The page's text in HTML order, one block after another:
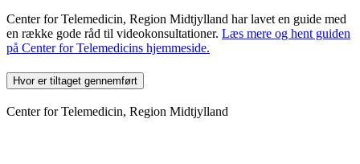
Center for Telemedicin, Region Midtjylland har lavet en guide med
en række gode råd til videokonsultationer. Læs mere og hent guiden
på Center for Telemedicins hjemmeside.
Hvor er tiltaget gennemført
Center for Telemedicin, Region Midtjylland